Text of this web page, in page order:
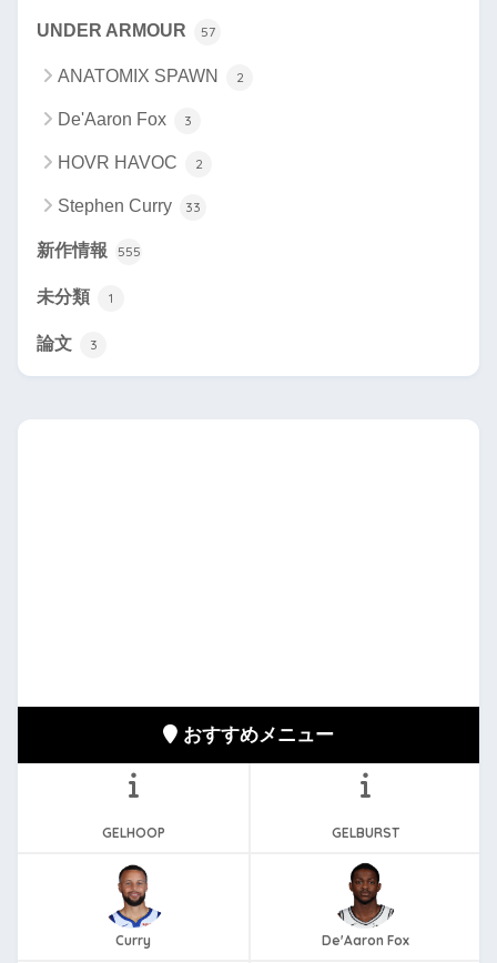
UNDER ARMOUR 57
ANATOMIX SPAWN 2
De'Aaron Fox 3
HOVR HAVOC 2
Stephen Curry 33
新作情報 555
未分類 1
論文 3
おすすめメニュー
GELHOOP GELBURST
Curry De'Aaron Fox